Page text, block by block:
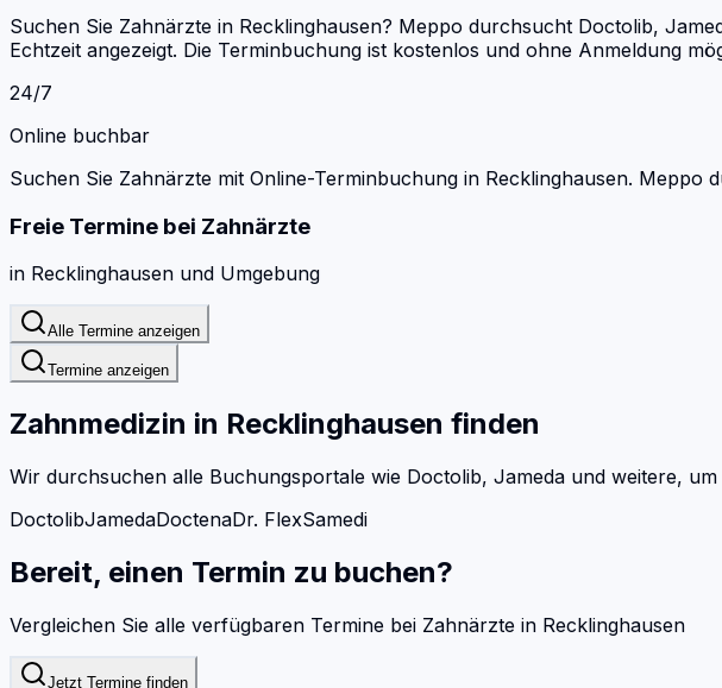
Suchen Sie Zahnärzte in Recklinghausen? Meppo durchsucht Doctolib,
Echtzeit angezeigt. Die Terminbuchung ist kostenlos und ohne Anmeldung
24/7
Online buchbar
Suchen Sie Zahnärzte mit Online-Terminbuchung in Recklinghausen. Meppo
Freie Termine bei Zahnärzte
in Recklinghausen und Umgebung
Alle Termine anzeigen
Termine anzeigen
Zahnmedizin in Recklinghausen finden
Wir durchsuchen alle Buchungsportale wie Doctolib, Jameda und weitere,
DoctolibJamedaDoctenaDr. FlexSamedi
Bereit, einen Termin zu buchen?
Vergleichen Sie alle verfügbaren Termine bei Zahnärzte in Recklinghausen
Jetzt Termine finden